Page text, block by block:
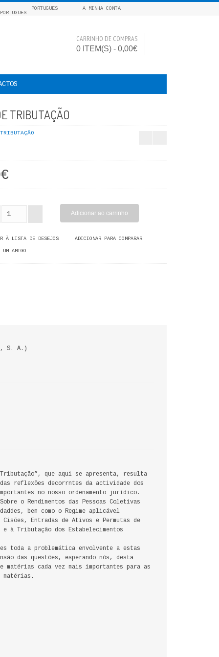
PORTUGUES A MINHA CONTA
CARRINHO DE COMPRAS
0 ITEM(S) - 0,00€
TRIBUTAÇÃO
À LISTA DE DESEJOS ADICIONAR PARA COMPARAR
UM AMIGO
S. A.)
que aqui se apresenta, resulta
reflexões decorrntes da actividade dos
no nosso ordenamento jurídico.
o Rendimentos das Pessoas Coletivas
bem como o Regime aplicável
Entradas de Ativos e Permutas de
à Tributação dos Estabelecimentos
toda a problemática envolvente a estas
das questões, esperando nós, desta
cada vez mais importantes para as
matérias.